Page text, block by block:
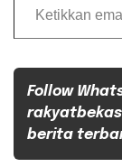
Follow
berita